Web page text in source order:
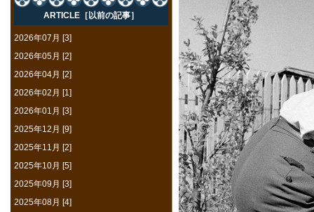
ARTICLE［以前の記事］
2026年07月 [3]
2026年05月 [2]
2026年04月 [2]
2026年02月 [1]
2026年01月 [3]
2025年12月 [9]
2025年11月 [2]
2025年10月 [5]
2025年09月 [3]
2025年08月 [4]